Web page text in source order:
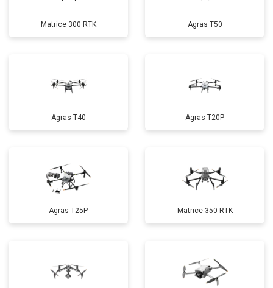
Matrice 300 RTK Agras T50
Agras T40 Agras T20P
Agras T25P Matrice 350 RTK